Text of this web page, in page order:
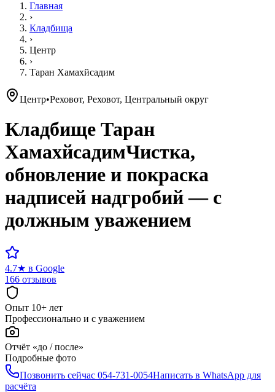
Главная
›
Кладбища
›
Центр
›
Таран Хамахйсадим
Центр•Реховот, Реховот, Центральный округ
Кладбище Таран
ХамахйсадимЧистка,
обновление и покраска
надписей надгробий — с
должным уважением
4.7★ в Google
166 отзывов
Опыт 10+ лет
Профессионально и с уважением
Отчёт «до / после»
Подробные фото
Позвонить сейчас 054-731-0054Написать в WhatsApp для
расчёта